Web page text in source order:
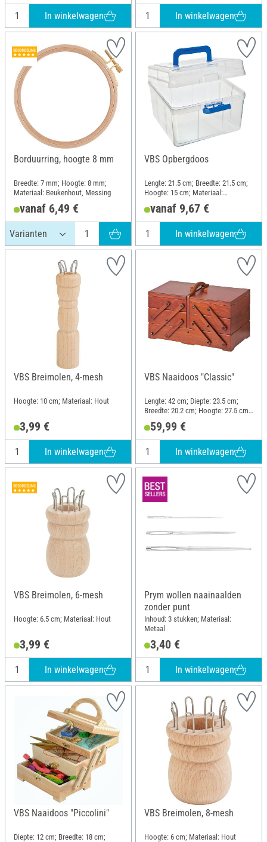
In winkelwagen In winkelwagen
Borduurring, hoogte 8 mm
Breedte: 7 mm; Hoogte: 8 mm;
Materiaal: Beukenhout, Messing
vanaf 6,49 €
VBS Opbergdoos
Lengte: 21.5 cm; Breedte: 21.5 cm;
Hoogte: 15 cm; Materiaal:
vanaf 9,67 €
In winkelwagen
VBS Breimolen, 4-mesh
Hoogte: 10 cm; Materiaal: Hout
3,99 €
In winkelwagen
VBS Naaidoos "Classic"
Lengte: 42 cm; Diepte: 23.5 cm;
Breedte: 20.2 cm; Hoogte: 27.5 cm;
59,99 €
In winkelwagen
VBS Breimolen, 6-mesh
Hoogte: 6.5 cm; Materiaal: Hout
3,99 €
In winkelwagen
Prym wollen naainaalden
zonder punt
Inhoud: 3 stukken; Materiaal:
Metaal
3,40 €
In winkelwagen
VBS Naaidoos "Piccolini"
Diepte: 12 cm; Breedte: 18 cm;
VBS Breimolen, 8-mesh
Hoogte: 6 cm; Materiaal: Hout